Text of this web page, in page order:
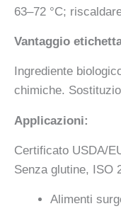
63–72 °C;
Vantaggio
Ingrediente
chimiche.
Applicazioni:
Certificato USDA/
Senza glutine, ISO
Alimenti